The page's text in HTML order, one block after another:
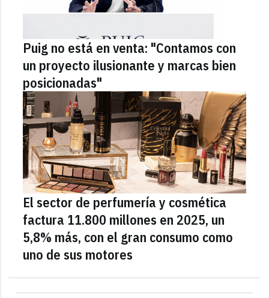
Puig no está en venta: "Contamos con
un proyecto ilusionante y marcas bien
posicionadas"
El sector de perfumería y cosmética
factura 11.800 millones en 2025, un
5,8% más, con el gran consumo como
uno de sus motores